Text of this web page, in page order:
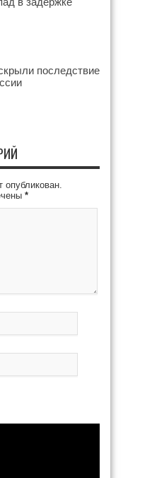
последствие
опубликован.
*